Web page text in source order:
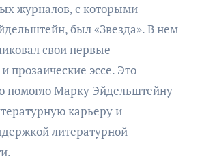
журналов, с которыми
был «Звезда». В нем
свои первые
прозаические эссе. Это
помогло Марку Эйдельштейну
карьеру и
литературной